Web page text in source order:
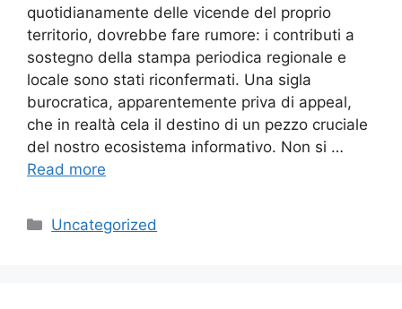
quotidianamente delle vicende del proprio
territorio, dovrebbe fare rumore: i contributi a
sostegno della stampa periodica regionale e
locale sono stati riconfermati. Una sigla
burocratica, apparentemente priva di appeal,
che in realtà cela il destino di un pezzo cruciale
del nostro ecosistema informativo. Non si …
Read more
Categories
Uncategorized